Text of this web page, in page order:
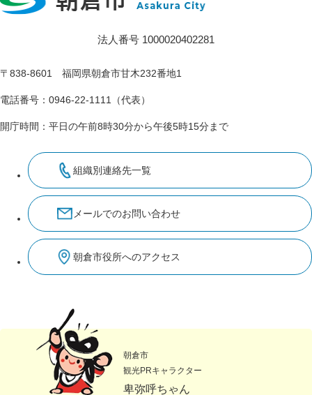
法人番号 1000020402281
〒838-8601 福岡県朝倉市甘木232番地1
電話番号：0946-22-1111（代表）
開庁時間：平日の午前8時30分から午後5時15分まで
組織別連絡先一覧
メールでのお問い合わせ
朝倉市役所へのアクセス
朝倉市
観光PRキャラクター
卑弥呼ちゃん